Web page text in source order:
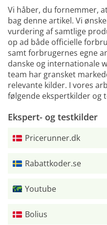
Vi håber, du fornemmer,
bag denne artikel. Vi
vurdering af samtlige
op ad både officielle
samt forbrugernes egne
danske og internationale
team har gransket
relevante kilder. I vores
følgende ekspertkilder og
Ekspert- og testkilder
Pricerunner.dk
Rabattkoder.se
Youtube
Bolius